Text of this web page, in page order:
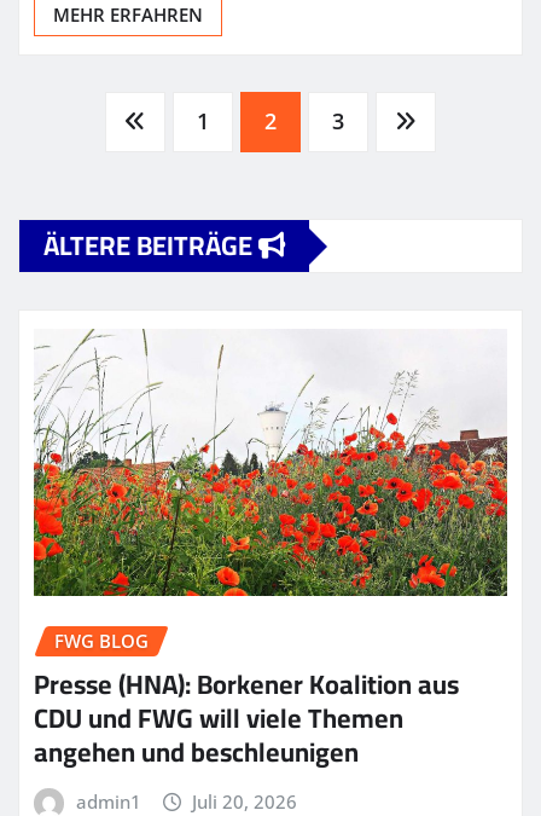
MEHR ERFAHREN
Seitennummerierung
der
Beiträge
1 2 3
ÄLTERE BEITRÄGE
FWG BLOG
Presse (HNA): Borkener Koalition aus
CDU und FWG will viele Themen
angehen und beschleunigen
admin1 Juli 20, 2026